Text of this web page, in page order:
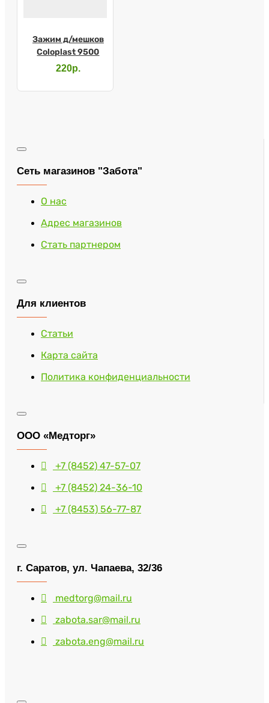
Зажим д/мешков
Coloplast 9500
220р.
Сеть магазинов "Забота"
О нас
Адрес магазинов
Стать партнером
Для клиентов
Статьи
Карта сайта
Политика конфиденциальности
ООО «Медторг»
+7 (8452) 47-57-07
+7 (8452) 24-36-10
+7 (8453) 56-77-87
г. Саратов, ул. Чапаева, 32/36
medtorg@mail.ru
zabota.sar@mail.ru
zabota.eng@mail.ru